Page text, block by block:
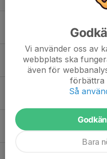
16 jun, 10:59
Fotbollskolan har
13 jun, 11:23
BDX fältet öppnar
8 jun, 15:41
Vi använder oss av
webbplats ska
även för
förbättra
Så
Bara